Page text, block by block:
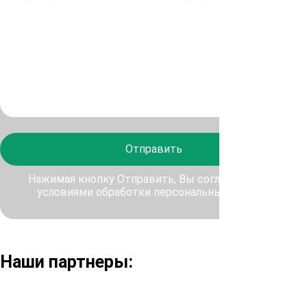
Отправить
Нажимая кнопку Отправить, Вы соглашаетесь с
условиями обработки персональных данных
Наши партнеры: